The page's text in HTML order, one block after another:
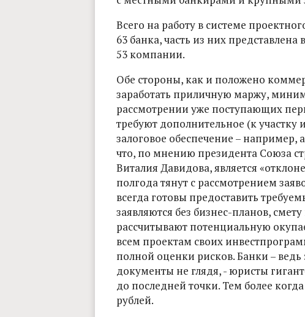
Всего на работу в системе
63 банка, часть из них
53 компании.
Обе стороны, как и положено
заработать приличную маржу,
рассмотрении уже поступающих
требуют дополнительное (к участку
залоговое обеспечение –
что, по мнению президента Союза
Виталия Давидова, является
полгода тянут с рассмотрением
всегда готовы предоставить
заявляются без бизнес-планов,
рассчитывают потенциальную
всем проектам своих
полной оценки рисков. Банки –
документы не глядя, - юристы
до последней точки. Тем более
рублей.